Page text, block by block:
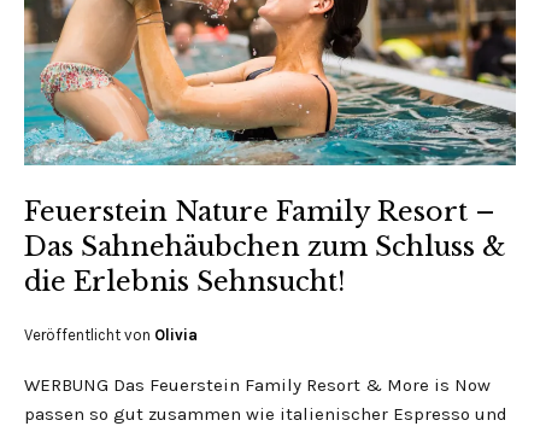
Feuerstein Nature Family Resort –
Das Sahnehäubchen zum Schluss &
die Erlebnis Sehnsucht!
Veröffentlicht von Olivia
WERBUNG Das Feuerstein Family Resort & More is Now
passen so gut zusammen wie italienischer Espresso und